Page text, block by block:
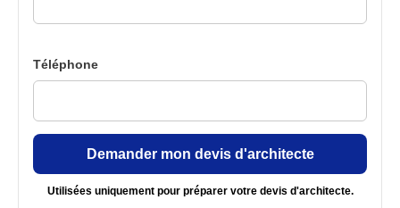
Téléphone
Demander mon devis d'architecte
Utilisées uniquement pour préparer votre devis d'architecte.